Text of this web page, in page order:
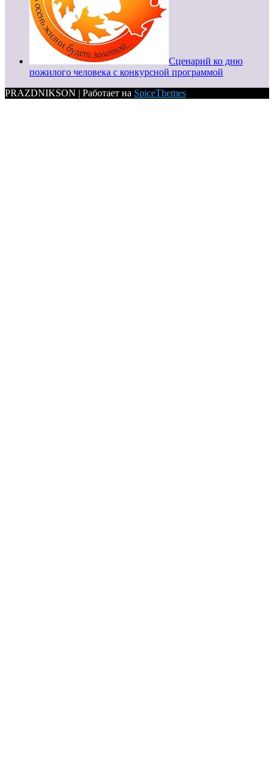
Сценарий ко дню
пожилого человека с конкурсной программой
PRAZDNIKSON | Работает на SpiceThemes